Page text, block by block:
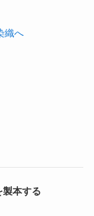
製本する